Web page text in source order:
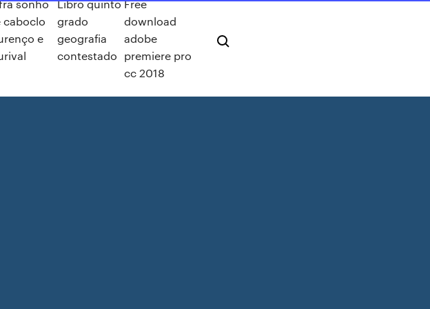
sonho
caboclo
e
Libro quinto
grado
geografia
contestado
Free
download
adobe
premiere pro
cc 2018